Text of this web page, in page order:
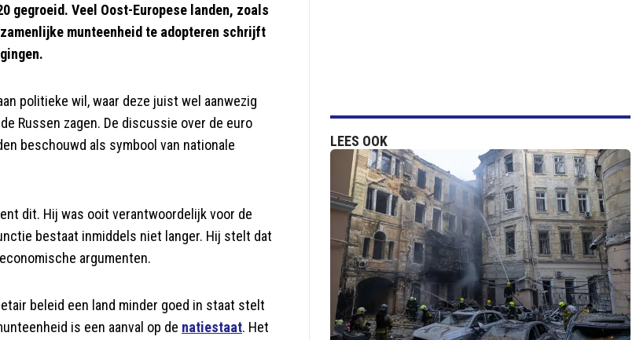
gegroeid. Veel Oost-Europese landen, zoals
munteenheid te adopteren schrijft
politieke wil, waar deze juist wel aanwezig
Russen zagen. De discussie over de euro
beschouwd als symbool van nationale
dit. Hij was ooit verantwoordelijk voor de
bestaat inmiddels niet langer. Hij stelt dat
argumenten.
beleid een land minder goed in staat stelt
is een aanval op de natiestaat. Het
LEES OOK